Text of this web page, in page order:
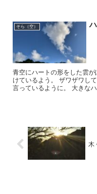
そら（空）
青空にハートの形をした雲
けているよう。 ザワザワし
言っているように。 大きな
木